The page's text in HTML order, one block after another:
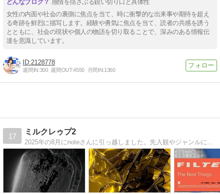
感情を揺さぶる鋭い切り口と具体性
女性の内面や社会の裏側に焦点を当て、時に衝撃的な出来事や期待を超え
る奇跡を鮮烈に描写します。経験や勇気に焦点を当て、読者の共感を誘う
とともに、社会の現状や個人の物語を切り取ることで、深みのある情報伝
達を意識しています。
2128778
週間IN:300 週間OUT:4550 月間IN:1360
17
ミルクレゥプ2